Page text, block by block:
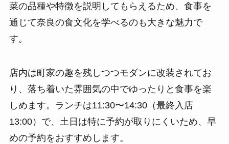
菜の品種や特徴を説明してもらえるため、食事を
通じて奈良の食文化を学べるのも大きな魅力で
す。
店内は町家の趣を残しつつモダンに改装されてお
り、落ち着いた雰囲気の中でゆったりと食事を楽
しめます。ランチは11:30〜14:30（最終入店
13:00）で、土日は特に予約が取りにくいため、早
めの予約をおすすめします。